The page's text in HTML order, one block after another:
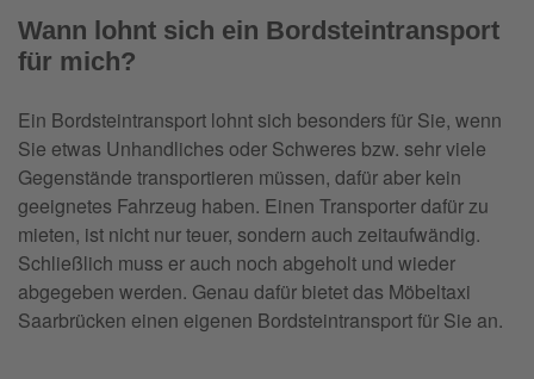
Wann lohnt sich ein Bordsteintransport
für mich?
Ein Bordsteintransport lohnt sich besonders für Sie, wenn
Sie etwas Unhandliches oder Schweres bzw. sehr viele
Gegenstände transportieren müssen, dafür aber kein
geeignetes Fahrzeug haben. Einen Transporter dafür zu
mieten, ist nicht nur teuer, sondern auch zeitaufwändig.
Schließlich muss er auch noch abgeholt und wieder
abgegeben werden. Genau dafür bietet das Möbeltaxi
Saarbrücken einen eigenen Bordsteintransport für Sie an.